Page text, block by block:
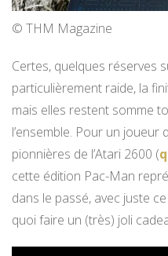
© THM Magazine
Certes, quelques réserves
particulièrement raide, la
mais elles restent somme
l’ensemble. Pour un joueur
pionnières de l’Atari 2600 (
cette édition Pac-Man
dans le passé, avec juste
quoi faire un (très) joli